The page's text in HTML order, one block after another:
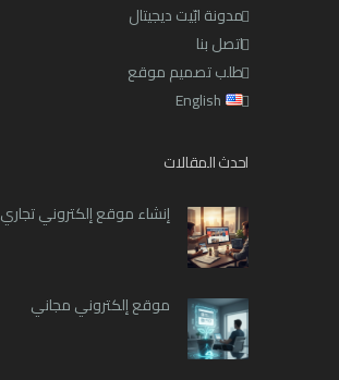
مدونة ابّيت ديجيتال
اتصل بنا
طلب تصميم موقع
English
احدث المقالات
إنشاء موقع إلكتروني تجاري
موقع إلكتروني مجاني